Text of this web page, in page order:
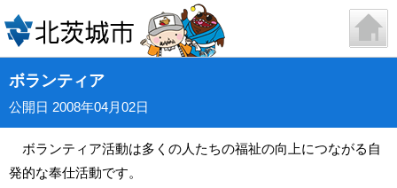
ボランティア
公開日 2008年04月02日
ボランティア活動は多くの人たちの福祉の向上につながる自
発的な奉仕活動です。